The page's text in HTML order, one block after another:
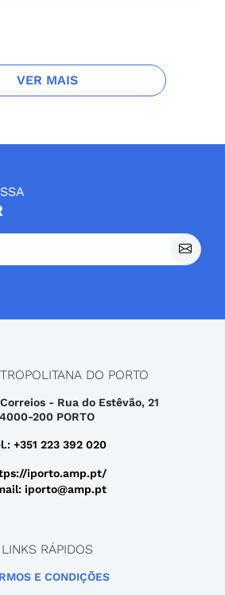
VER MAIS
DO PORTO
- Rua do Estêvão, 21
4000-200 PORTO
+351 223 392 020
iporto.amp.pt/
iporto@amp.pt
LINKS RÁPIDOS
E CONDIÇÕES